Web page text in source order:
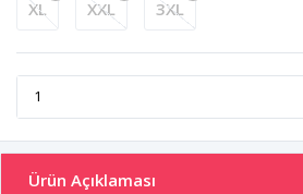
XL XXL 3XL
Ürün Açıklaması